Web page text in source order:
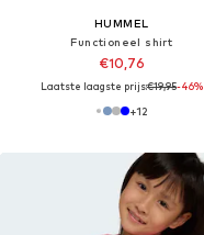
HUMMEL
Functioneel shirt
€10,76
Laatste laagste prijs:€19,95-46%
+12